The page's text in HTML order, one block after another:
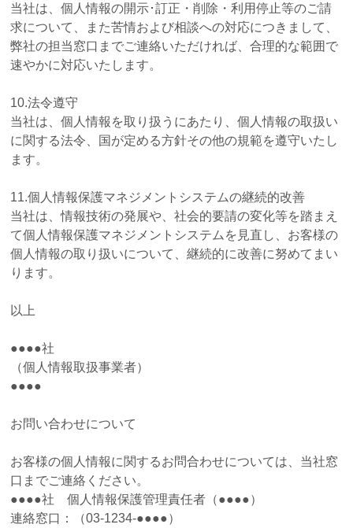
当社は、個人情報の開示･訂正・削除・利用停止等のご請
求について、また苦情および相談への対応につきまして、
弊社の担当窓口までご連絡いただければ、合理的な範囲で
速やかに対応いたします。
10.法令遵守
当社は、個人情報を取り扱うにあたり、個人情報の取扱い
に関する法令、国が定める方針その他の規範を遵守いたし
ます。
11.個人情報保護マネジメントシステムの継続的改善
当社は、情報技術の発展や、社会的要請の変化等を踏まえ
て個人情報保護マネジメントシステムを見直し、お客様の
個人情報の取り扱いについて、継続的に改善に努めてまい
ります。
以上
●●●●社
（個人情報取扱事業者）
●●●●
お問い合わせについて
お客様の個人情報に関するお問合わせについては、当社窓
口までご連絡ください。
●●●●社 個人情報保護管理責任者（●●●●）
連絡窓口：（03-1234-●●●●）